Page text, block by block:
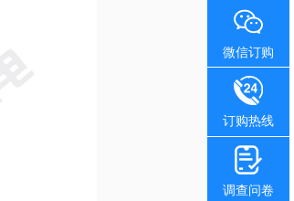
微信订购
订购热线
调查问卷